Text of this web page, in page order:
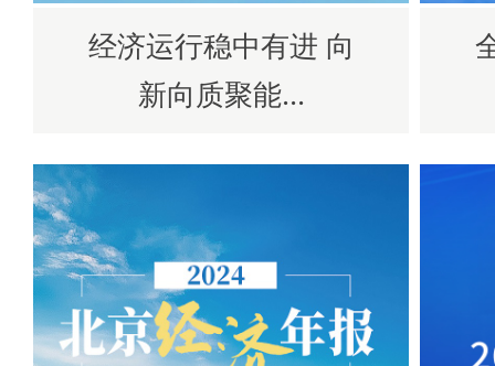
经济运行稳中有进 向
新向质聚能...